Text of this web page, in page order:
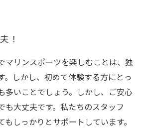
！
マリンスポーツを楽しむことは、独
。しかし、初めて体験する方にとっ
多いことでしょう。しかし、ご安心
も大丈夫です。私たちのスタッフ
しっかりとサポートしています。